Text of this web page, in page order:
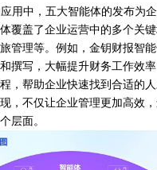
用中，五大智能体的发布为
覆盖了企业运营中的多个关
管理等。例如，金钥财报智
撰写，大幅提升财务工作效
，帮助企业快速找到合适的
，不仅让企业管理更加高效
层面。